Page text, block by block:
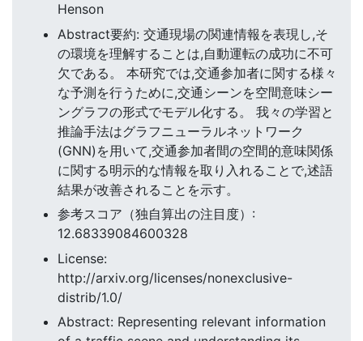
Henson
Abstract要約: 交通現場の関連情報を表現し,そ
の環境を理解することは,自動運転の成功に不可
欠である。 本研究では,交通参加者に関する様々
な予測を行うために,交通シーンを空間意味シー
ングラフの形式でモデル化する。 我々の学習と
推論手法はグラフニューラルネットワーク
(GNN)を用いて,交通参加者間の空間的意味関係
に関する明示的な情報を取り入れることで,述語
結果が改善されることを示す。
参考スコア（独自算出の注目度）:
12.68339084600328
License:
http://arxiv.org/licenses/nonexclusive-
distrib/1.0/
Abstract: Representing relevant information